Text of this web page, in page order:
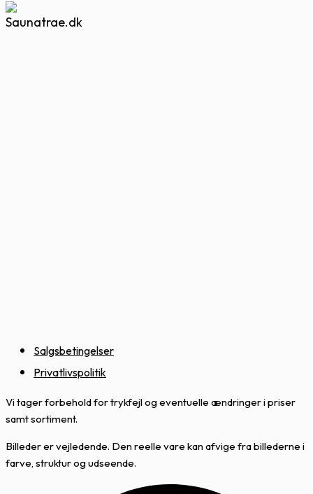
Salgsbetingelser
Privatlivspolitik
Vi tager forbehold for trykfejl og eventuelle ændringer i priser
samt sortiment.
Billeder er vejledende. Den reelle vare kan afvige fra billederne i
farve, struktur og udseende.